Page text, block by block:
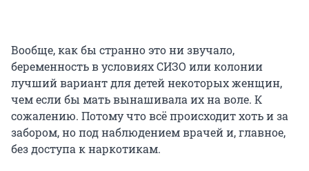
Вообще, как бы странно это ни звучало,
беременность в условиях СИЗО или колонии
лучший вариант для детей некоторых женщин,
чем если бы мать вынашивала их на воле. К
сожалению. Потому что всё происходит хоть и за
забором, но под наблюдением врачей и, главное,
без доступа к наркотикам.